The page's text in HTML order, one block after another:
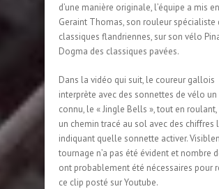
d’une manière originale, l’équipe a mis
Geraint Thomas, son rouleur spécialiste
classiques flandriennes, sur son vélo
Dogma des classiques pavées.
Dans la vidéo qui suit, le coureur gallois
interprète avec des sonnettes de vélo un
connu, le « Jingle Bells », tout en
un chemin tracé au sol avec des chiffres
indiquant quelle sonnette activer.
tournage n’a pas été évident et nombre
ont probablement été nécessaires pour
ce clip posté sur Youtube.